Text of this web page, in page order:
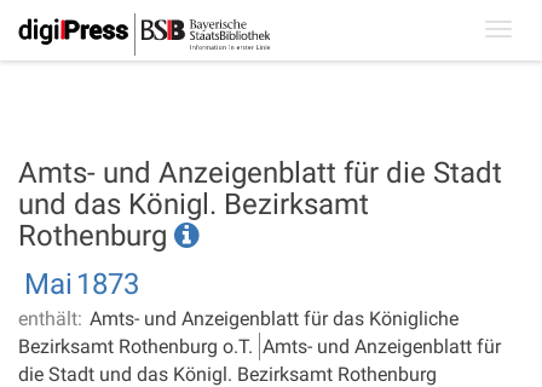
Amts- und Anzeigenblatt für die Stadt
und das Königl. Bezirksamt
Rothenburg
Mai 1873
enthält: Amts- und Anzeigenblatt für das Königliche
Bezirksamt Rothenburg o.T. Amts- und Anzeigenblatt für
die Stadt und das Königl. Bezirksamt Rothenburg